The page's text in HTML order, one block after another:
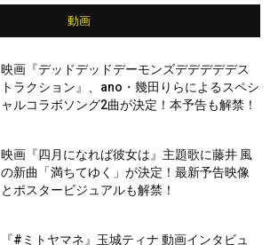
動画
映画『デッドデッドデーモンズデデデデデス
トラクション』、ano・幾田りらによるスペシ
ャルコラボソング2曲が決定！本予告も解禁！
映画『四月になれば彼女は』主題歌に藤井 風
の新曲「満ちてゆく」が決定！最新予告映像
とポスタービジュアルも解禁！
『#ミトヤマネ』玉城ティナ 動画インタビュ